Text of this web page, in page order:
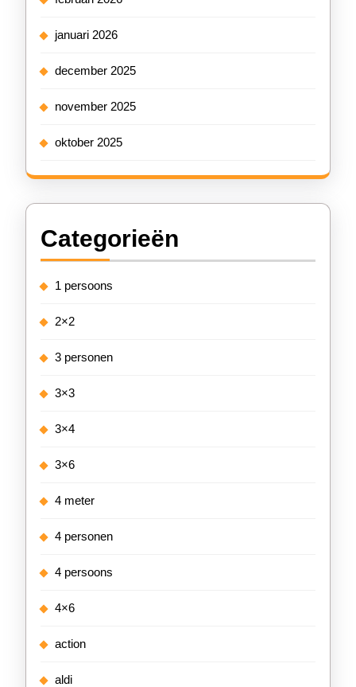
januari 2026
december 2025
november 2025
oktober 2025
Categorieën
1 persoons
2×2
3 personen
3×3
3×4
3×6
4 meter
4 personen
4 persoons
4×6
action
aldi